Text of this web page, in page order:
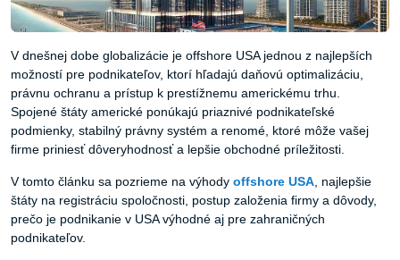
V dnešnej dobe globalizácie je offshore USA jednou z najlepších
možností pre podnikateľov, ktorí hľadajú daňovú optimalizáciu,
právnu ochranu a prístup k prestížnemu americkému trhu.
Spojené štáty americké ponúkajú priaznivé podnikateľské
podmienky, stabilný právny systém a renomé, ktoré môže vašej
firme priniesť dôveryhodnosť a lepšie obchodné príležitosti.
V tomto článku sa pozrieme na výhody offshore USA , najlepšie
štáty na registráciu spoločnosti, postup založenia firmy a dôvody,
prečo je podnikanie v USA výhodné aj pre zahraničných
podnikateľov.